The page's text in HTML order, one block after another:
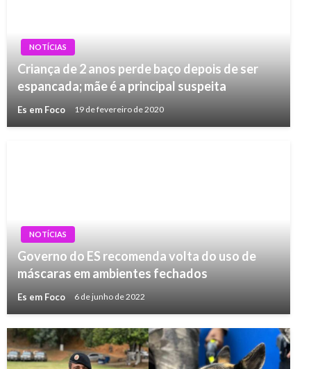
NOTÍCIAS
Criança de 2 anos perde baço depois de ser
espancada; mãe é a principal suspeita
Es em Foco 19 de fevereiro de 2020
NOTÍCIAS
Governo do ES recomenda volta do uso de
máscaras em ambientes fechados
Es em Foco 6 de junho de 2022